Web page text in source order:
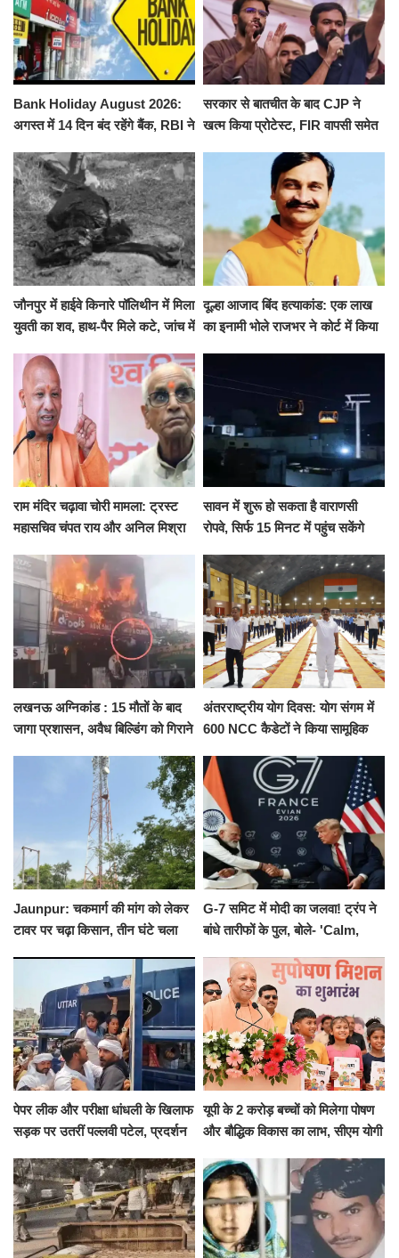
Bank Holiday August 2026:
अगस्त में 14 दिन बंद रहेंगे बैंक, RBI ने
सरकार से बातचीत के बाद CJP ने
खत्म किया प्रोटेस्ट, FIR वापसी समेत
जौनपुर में हाईवे किनारे पॉलिथीन में मिला
युवती का शव, हाथ-पैर मिले कटे, जांच में
दूल्हा आजाद बिंद हत्याकांड: एक लाख
का इनामी भोले राजभर ने कोर्ट में किया
राम मंदिर चढ़ावा चोरी मामला: ट्रस्ट
महासचिव चंपत राय और अनिल मिश्रा
को नहीं...
सावन में शुरू हो सकता है वाराणसी
रोपवे, सिर्फ 15 मिनट में पहुंच सकेंगे
किराया
लखनऊ अग्निकांड : 15 मौतों के बाद
जागा प्रशासन, अवैध बिल्डिंग को गिराने
अंतरराष्ट्रीय योग दिवस: योग संगम में
600 NCC कैडेटों ने किया सामूहिक
संकल्प
Jaunpur: चकमार्ग की मांग को लेकर
टावर पर चढ़ा किसान, तीन घंटे चला
G-7 समिट में मोदी का जलवा! ट्रंप ने
बांधे तारीफों के पुल, बोले- 'Calm,
पेपर लीक और परीक्षा धांधली के खिलाफ
सड़क पर उतरीं पल्लवी पटेल, प्रदर्शन
यूपी के 2 करोड़ बच्चों को मिलेगा पोषण
और बौद्धिक विकास का लाभ, सीएम योगी